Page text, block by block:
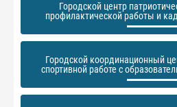
Городской центр
профилактической работы и
Городской координационный
спортивной работе с